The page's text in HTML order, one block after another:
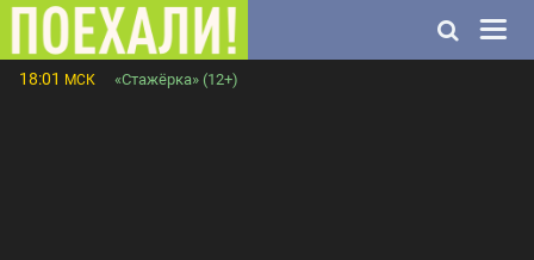
18:01 МСК «Стажёрка» (12+)